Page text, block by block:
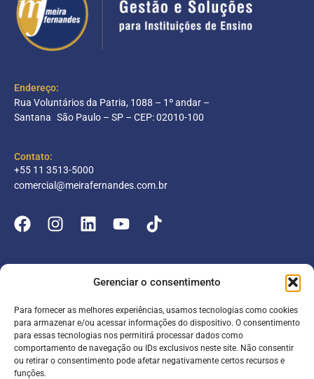
Gerenciar o consentimento
Para fornecer as melhores experiências, usamos tecnologias como cookies
para armazenar e/ou acessar informações do dispositivo. O consentimento
para essas tecnologias nos permitirá processar dados como
comportamento de navegação ou IDs exclusivos neste site. Não consentir
ou retirar o consentimento pode afetar negativamente certos recursos e
funções.
Endereço:
Rua Voluntários da Patria, 1088 – 1º andar –
Santana São Paulo – SP – CEP: 02010-100
Contato:
+55 11 3513-5000
comercial@meirafernandes.com.br
Parceiros
Blog
Contato
Portal do Colaborador
Entrar
Serviços
Meira online